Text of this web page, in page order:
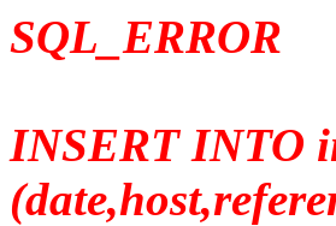
SQL_ERROR
INSERT INTO